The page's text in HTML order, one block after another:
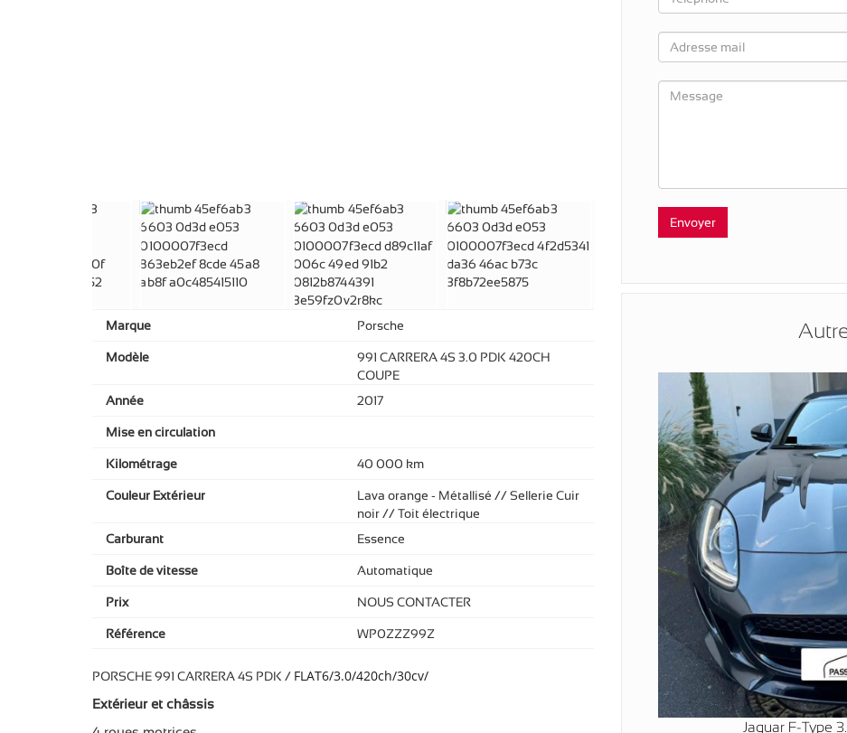
Marque Porsche
Modèle
991 CARRERA 4S 3.0 PDK 420CH
COUPE
Année
2017
Mise en circulation
Kilométrage 40 000 km
Couleur Extérieur
Lava orange - Métallisé // Sellerie Cuir
noir // Toit électrique
Carburant
Essence
Boîte de vitesse Automatique
Prix NOUS CONTACTER
Référence WP0ZZZ99Z
PORSCHE 991 CARRERA 4S PDK / FLAT6/3.0/420ch/30cv/
Extérieur et châssis
Jaguar F-Type